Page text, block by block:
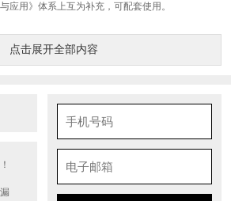
应用》体系上互为补充，可配套使用。
点击展开全部内容